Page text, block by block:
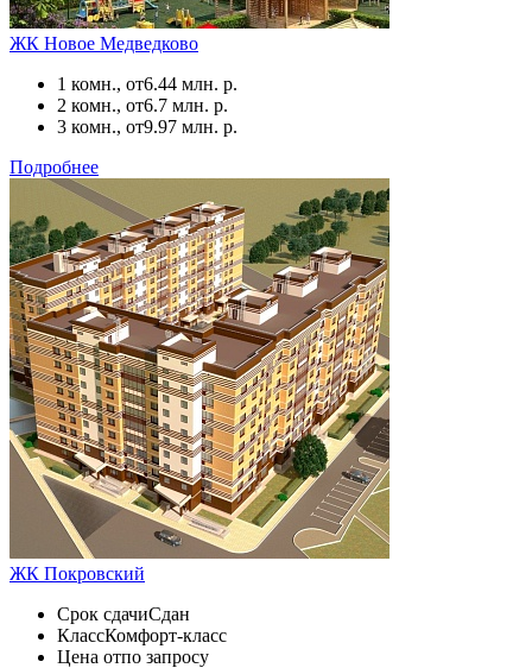
ЖК Новое Медведково
1 комн., от6.44 млн. р.
2 комн., от6.7 млн. р.
3 комн., от9.97 млн. р.
Подробнее
ЖК Покровский
Срок сдачиСдан
КлассКомфорт-класс
Цена отпо запросу